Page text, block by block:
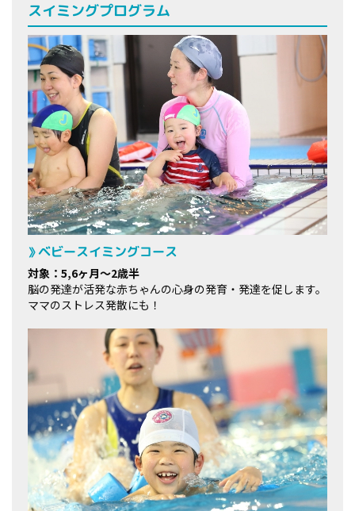
スイミングプログラム
ベビースイミングコース
対象：5,6ヶ月～2歳半
脳の発達が活発な赤ちゃんの心身の発育・発達を促します。
ママのストレス発散にも！